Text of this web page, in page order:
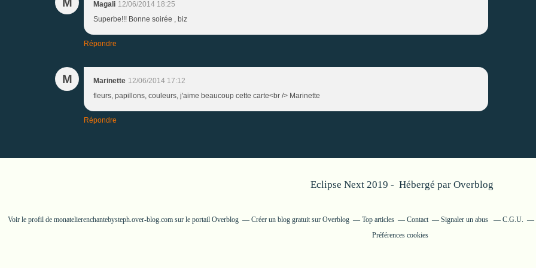
Magali 12/06/2014 18:25
Superbe!!! Bonne soirée , biz
Répondre
M Marinette 12/06/2014 17:12
fleurs, papillons, couleurs, j'aime beaucoup cette carte<br /> Marinette
Répondre
Eclipse Next 2019 - Hébergé par Overblog
Voir le profil de monatelierenchantebysteph.over-blog.comsur le portail Overblog Créer un blog gratuit sur Overblog Top articles Contact Signaler un abus C.G.U.
Préférences cookies